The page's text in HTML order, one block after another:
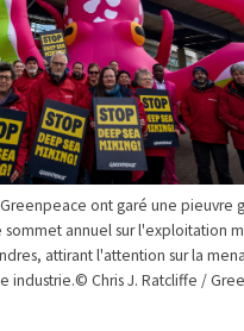
ont garé une pieuvre
annuel sur l'exploitation
attirant l'attention sur la
industrie.© Chris J. Ratcliffe /